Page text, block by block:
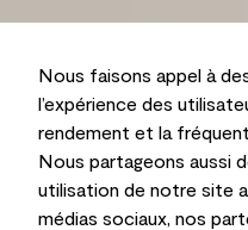
Nous faisons appel à
l’expérience des
rendement et la
Nous partageons aussi
utilisation de notre site
médias sociaux, nos